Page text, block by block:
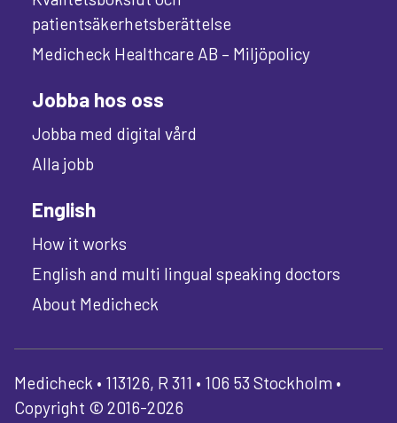
patientsäkerhetsberättelse
Medicheck Healthcare AB – Miljöpolicy
Jobba hos oss
Jobba med digital vård
Alla jobb
English
How it works
English and multi lingual speaking doctors
About Medicheck
Medicheck • 113126, R 311 • 106 53 Stockholm •
Copyright © 2016-2026